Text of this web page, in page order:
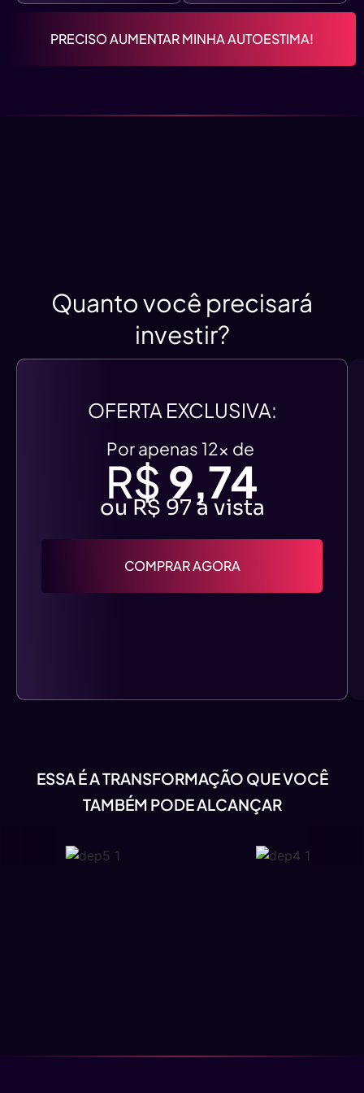
PRECISO AUMENTAR MINHA AUTOESTIMA!
Quanto você precisará
investir?
OFERTA EXCLUSIVA:
Por apenas 12x de
R$ 9,74
ou R$ 97 à vista
COMPRAR AGORA
ESSA É A TRANSFORMAÇÃO QUE VOCÊ
TAMBÉM PODE ALCANÇAR